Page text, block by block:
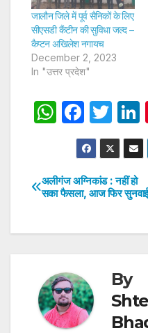
जालौन जिले में पूर्व सैनिकों के लिए
सीएसडी कैंटीन की सुविधा जल्द –
कैप्टन अखिलेश नगायच
December 2, 2023
In "उत्तर प्रदेश"
W
s
A
F
a
c
e
b
T
w
itt
er
Post
अलीगंज अग्निकांड : नहीं हो
सका फैसला, आज फिर
By